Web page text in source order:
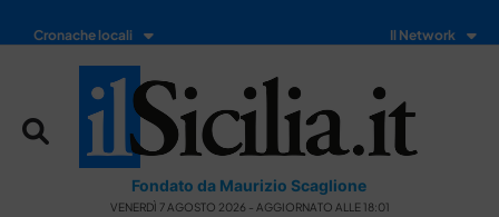
Cronache locali Il Network
Fondato da Maurizio Scaglione
VENERDÌ 7 AGOSTO 2026 - AGGIORNATO ALLE 18:01